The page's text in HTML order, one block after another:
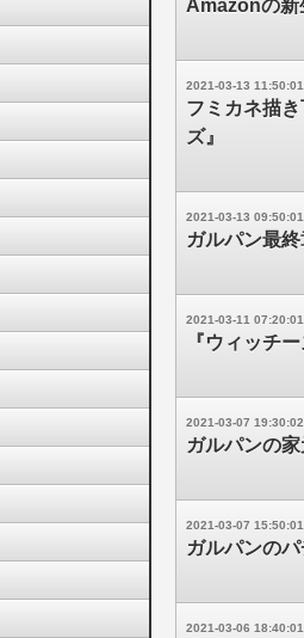
Amazonの新
2021-03-13 11:50:01
フミカネ描
ズ』
2021-03-13 09:50:01
ガルパン最
2021-03-11 07:20:01
『ウィッチ
2021-03-07 19:30:02
ガルパンの
2021-03-07 15:50:01
ガルパンの
2021-03-06 18:40:01